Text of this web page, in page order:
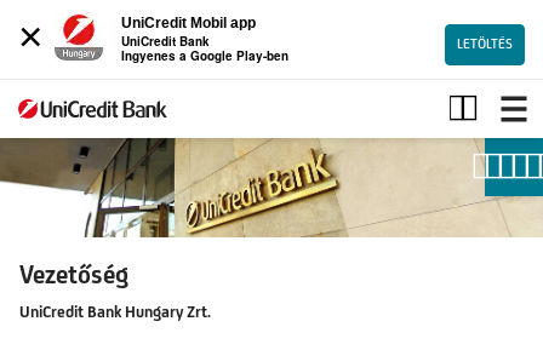
×
UniCredit Mobil app
UniCredit Bank
Ingyenes a Google Play-ben
LETÖLTÉS
Vezetőség
Vezetőség
UniCredit Bank Hungary Zrt.